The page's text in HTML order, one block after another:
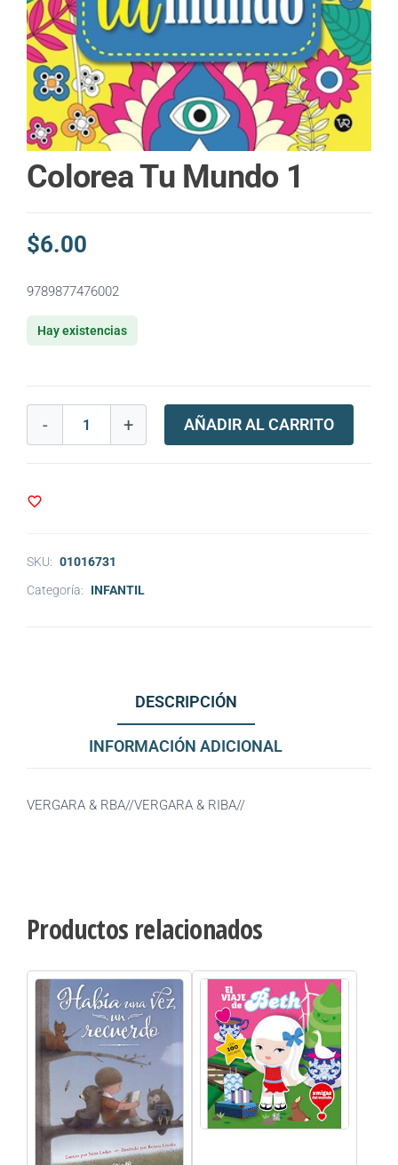
Colorea Tu Mundo 1
$6.00
9789877476002
Hay existencias
- + AÑADIR AL CARRITO
SKU: 01016731
Categoría:
INFANTIL
DESCRIPCIÓN
INFORMACIÓN ADICIONAL
VERGARA & RBA//VERGARA & RIBA//
Productos relacionados